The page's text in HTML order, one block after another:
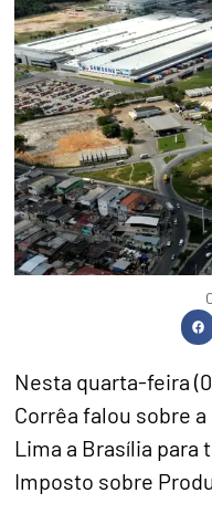
Nesta quarta-feira
Corrêa falou sobre
Lima a Brasília
Imposto sobre